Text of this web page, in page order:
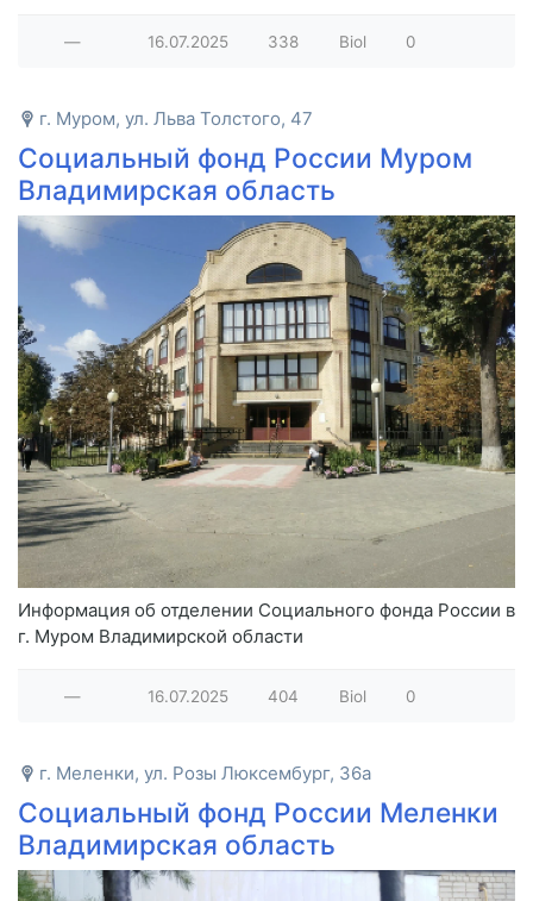
— 16.07.2025 338 Biol 0
г. Муром, ул. Льва Толстого, 47
Социальный фонд России Муром
Владимирская область
Информация об отделении Социального фонда России в
г. Муром Владимирской области
— 16.07.2025 404 Biol 0
г. Меленки, ул. Розы Люксембург, 36а
Социальный фонд России Меленки
Владимирская область